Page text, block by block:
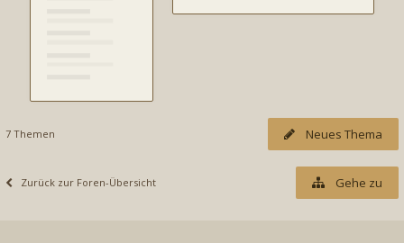
Neues Thema
7 Themen
Zurück zur Foren-Übersicht Gehe zu